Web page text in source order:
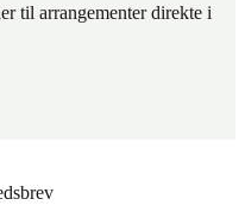
til arrangementer direkte i